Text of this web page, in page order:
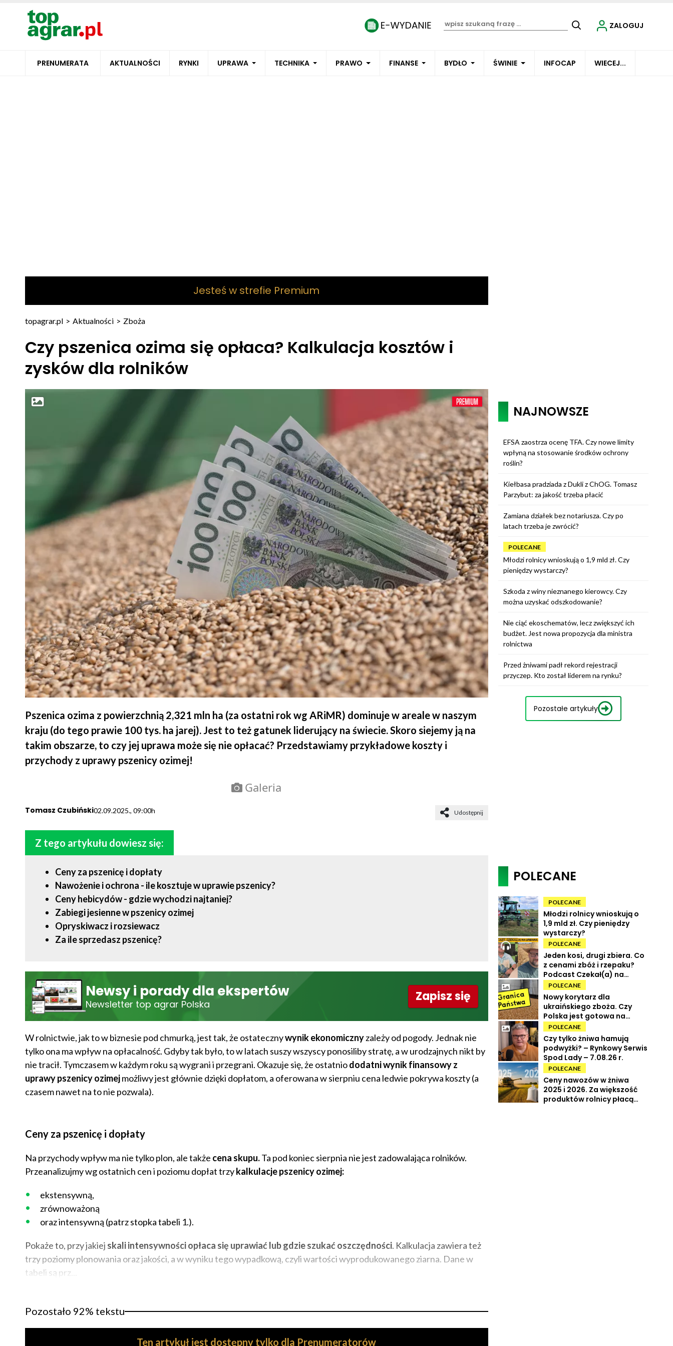
PRENUMERATA AKTUALNOŚCI RYNKI UPRAWA TECHNIKA PRAWO FINANSE BYDŁO ŚWINIE INFOCAP WIECEJ...
ZALOGUJ
Jesteś w strefie Premium
topagrar.pl > Aktualności > Zboża
Czy pszenica ozima się opłaca? Kalkulacja kosztów i
zysków dla rolników
Pszenica ozima z powierzchnią 2,321 mln ha (za ostatni rok wg ARiMR) dominuje w areale w naszym
kraju (do tego prawie 100 tys. ha jarej). Jest to też gatunek liderujący na świecie. Skoro siejemy ją na
takim obszarze, to czy jej uprawa może się nie opłacać? Przedstawiamy przykładowe koszty i
przychody z uprawy pszenicy ozimej!
Galeria
Tomasz Czubiński02.09.2025., 09:00h Udostępnij
Z tego artykułu dowiesz się:
Ceny za pszenicę i dopłaty
Nawożenie i ochrona - ile kosztuje w uprawie pszenicy?
Ceny hebicydów - gdzie wychodzi najtaniej?
Zabiegi jesienne w pszenicy ozimej
Opryskiwacz i rozsiewacz
Za ile sprzedasz pszenicę?
Newsy i porady dla ekspertów
Newsletter top agrar Polska
Zapisz się
W rolnictwie, jak to w biznesie pod chmurką, jest tak, że ostatecznywynik ekonomicznyzależy od pogody. Jednak nie
tylko ona ma wpływ na opłacalność. Gdyby tak było, to w latach suszy wszyscy ponosiliby stratę, a w urodzajnych nikt by
nie tracił. Tymczasem w każdym roku są wygrani i przegrani. Okazuje się, że ostatniododatni wynik finansowy z
uprawy pszenicy ozimejmożliwy jest głównie dzięki dopłatom, a oferowana w sierpniu cena ledwie pokrywa koszty (a
czasem nawet na to nie pozwala).
Ceny za pszenicę i dopłaty
Na przychody wpływ ma nie tylko plon, ale także cena skupu.Ta pod koniec sierpnia nie jest zadowalająca rolników.
Przeanalizujmy wg ostatnich cen i poziomu dopłat trzykalkulacje pszenicy ozimej:
ekstensywną,
zrównoważoną
oraz intensywną (patrz stopka tabeli 1.).
Pokaże to, przy jakiej skali intensywności opłaca się uprawiać lub gdzie szukać oszczędności. Kalkulacja zawiera też
trzy poziomy plonowania oraz jakości, a w wyniku tego wypadkową, czyli wartości wyprodukowanego ziarna. Dane w
tabeli są prz...
Pozostało 92% tekstu
Ten artykuł jest dostępny tylko dla Prenumeratorów
NAJNOWSZE
EFSA zaostrza ocenę TFA. Czy nowe limity
wpłyną na stosowanie środków ochrony
roślin?
Kiełbasa pradziada z Dukli z ChOG. Tomasz
Parzybut: za jakość trzeba płacić
Zamiana działek bez notariusza. Czy po
latach trzeba je zwrócić?
POLECANE
Młodzi rolnicy wnioskują o 1,9 mld zł. Czy
pieniędzy wystarczy?
Szkoda z winy nieznanego kierowcy. Czy
można uzyskać odszkodowanie?
Nie ciąć ekoschematów, lecz zwiększyć ich
budżet. Jest nowa propozycja dla ministra
rolnictwa
Przed żniwami padł rekord rejestracji
przyczep. Kto został liderem na rynku?
Pozostałe artykuły
POLECANE
POLECANE
Młodzi rolnicy wnioskują o
1,9 mld zł. Czy pieniędzy
wystarczy?
POLECANE
Jeden kosi, drugi zbiera. Co
z cenami zbóż i rzepaku?
Podcast Czekał(a) na
Urbana odc. 73
POLECANE
Nowy korytarz dla
ukraińskiego zboża. Czy
Polska jest gotowa na
powrót tranzytu?
POLECANE
Czy tylko żniwa hamują
podwyżki? – Rynkowy Serwis
Spod Lady – 7.08.26 r.
POLECANE
Ceny nawozów w żniwa
2025 i 2026. Za większość
produktów rolnicy płacą